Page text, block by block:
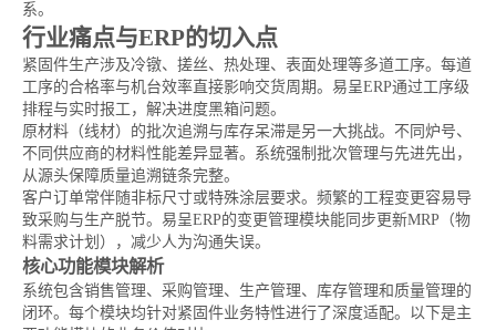
系。
行业痛点与ERP的切入点
紧固件生产涉及冷镦、搓丝、热处理、表面处理等多道工序。每道
工序的合格率与机台效率直接影响交货周期。易呈ERP通过工序级
排程与实时报工，解决进度黑箱问题。
原材料（线材）的批次追溯与库存呆滞是另一大挑战。不同炉号、
不同供应商的材料性能差异显著。系统强制批次管理与先进先出，
从源头保障质量追溯链条完整。
客户订单常伴随非标尺寸或特殊涂层要求。频繁的工程变更容易导
致采购与生产脱节。易呈ERP的变更管理模块能同步更新MRP（物
料需求计划），减少人为沟通失误。
核心功能模块解析
系统包含销售管理、采购管理、生产管理、库存管理和质量管理的
闭环。每个模块均针对紧固件业务特性进行了深度适配。以下是主